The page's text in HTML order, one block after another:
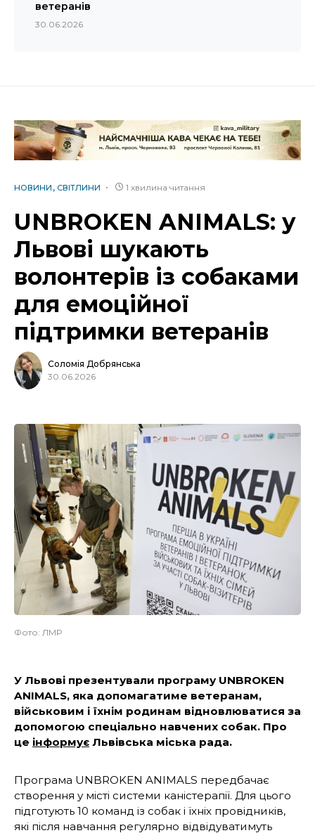
ветеранів
30.06.2026
НОВИНИ СВІТЛИНИ 1 хвилина читання
UNBROKEN ANIMALS: у
Львові шукають
волонтерів із собаками
для емоційної
підтримки ветеранів
Соломія Добрянська
30.06.2026
Фото: ЛМР
У Львові презентували програму UNBROKEN
ANIMALS, яка допомагатиме ветеранам,
військовим і їхнім родинам відновлюватися за
допомогою спеціально навчених собак. Про
це інформує Львівська міська рада.
Програма UNBROKEN ANIMALS передбачає
створення у місті системи каністерапії. Для цього
підготують 10 команд із собак і їхніх провідників,
які після навчання регулярно відвідуватимуть